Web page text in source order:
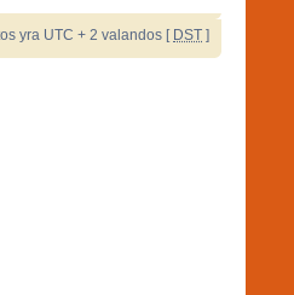
yra UTC + 2 valandos [ DST ]